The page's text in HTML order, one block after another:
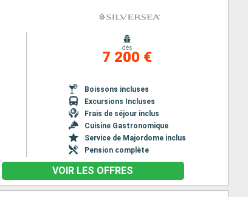
dès
7 200 €
Boissons incluses
Excursions Incluses
Frais de séjour inclus
Cuisine Gastronomique
Service de Majordome inclus
Pension complète
VOIR LES OFFRES